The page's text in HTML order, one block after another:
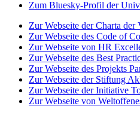
Zum Bluesky-Profil der
Zur Webseite der Charta der
Zur Webseite des Code of
Zur Webseite von HR
Zur Webseite des Best
Zur Webseite des Projekts
Zur Webseite der Stiftung
Zur Webseite der Initiative
Zur Webseite von